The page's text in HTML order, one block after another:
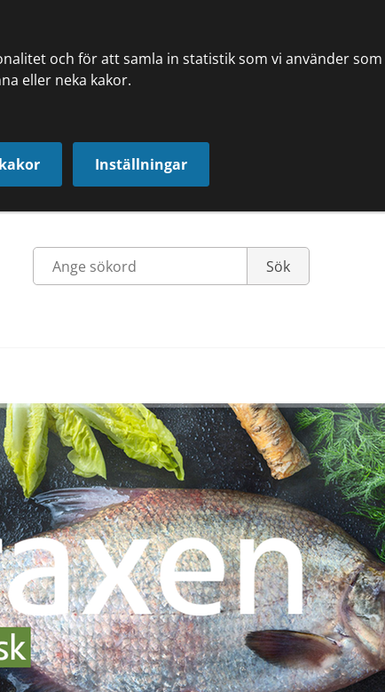
och för att samla in statistik som vi använder som
eller neka kakor.
Inställningar